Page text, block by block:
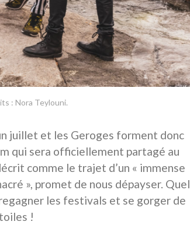
: Nora Teylouni.
juillet et les Geroges forment donc
qui sera officiellement partagé au
comme le trajet d’un « immense
», promet de nous dépayser. Quel
les festivals et se gorger de
!